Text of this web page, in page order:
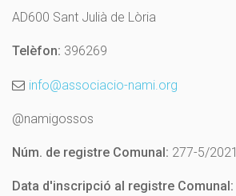
AD600 Sant Julià de Lòria
Telèfon: 396269
info@associacio-nami.org
@namigossos
Núm. de registre Comunal: 277-5/2021
Data d'inscripció al registre Comunal: